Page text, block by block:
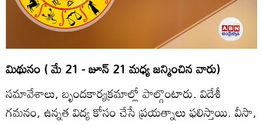
మిథునం ( మే 21 - జూన్‌ 21 మధ్య జన్మించిన వారు)
సమావేశాలు, బృందకార్యక్రమాల్లో పాల్గొంటారు. విదేశీ
గమనం, ఉన్నత విద్య కోసం చేసే ప్రయత్నాలు ఫలిస్తాయి. వీసా,